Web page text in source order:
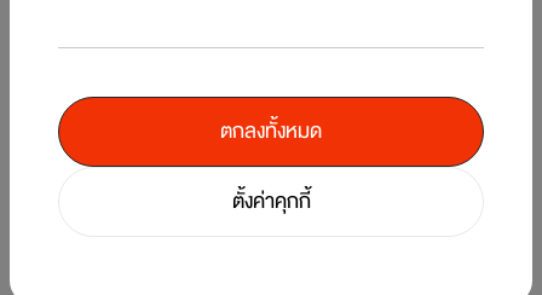
5/7
รับพอยท์แรงส์ ตั้งแต่บาทแรก 12 วันเท่านั้น! ที่ร้านค้าในเครือเซ็นทรัล รีเทล ที่
ตั้งค่าคุกกี้
ตกลงทั้งหมด